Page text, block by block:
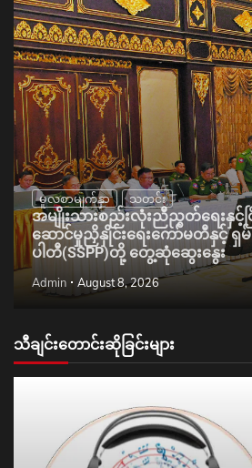
မူလစာမျက်နှာ သတင်း
အမျိုးသားစည်းလုံးညီညွတ်ရေးနှင့်ငြိ
ဆောင်မှုညှိနှိုင်းရေးကော်မတီနှင့် ရှ
ပါတီ(SSPP)တို့ တွေ့ဆုံဆွေးနွေး
Admin August 8, 2026
သီချင်းတောင်းဆိုခြင်းများ